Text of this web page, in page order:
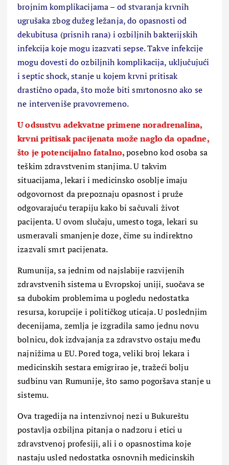
brojnim komplikacijama – od stvaranja krvnih
ugrušaka zbog dužeg ležanja, do opasnosti od
dekubitusa (prisnih rana) i ozbiljnih bakterijskih
infekcija koje mogu izazvati sepse. Takve infekcije
mogu dovesti do ozbiljnih komplikacija, uključujući
i septic shock, stanje u kojem krvni pritisak
drastično opada, što može biti smrtonosno ako se
ne interveniše pravovremeno.
U odsustvu adekvatne primene noradrenalina,
krvni pritisak pacijenata može naglo da opadne,
što je potencijalno fatalno,posebno kod osoba sa
teškim zdravstvenim stanjima. U takvim
situacijama, lekari i medicinsko osoblje imaju
odgovornost da prepoznaju opasnost i pruže
odgovarajuću terapiju kako bi sačuvali život
pacijenta. U ovom slučaju, umesto toga, lekari su
usmeravali smanjenje doze, čime su indirektno
izazvali smrt pacijenata.
Rumunija, sa jednim od najslabije razvijenih
zdravstvenih sistema u Evropskoj uniji, suočava se
sa dubokim problemima u pogledu nedostatka
resursa, korupcije i političkog uticaja. U poslednjim
decenijama, zemlja je izgradila samo jednu novu
bolnicu, dok izdvajanja za zdravstvo ostaju među
najnižima u EU. Pored toga, veliki broj lekara i
medicinskih sestara emigrirao je, tražeći bolju
sudbinu van Rumunije, što samo pogoršava stanje u
sistemu.
Ova tragedija na intenzivnoj nezi u Bukureštu
postavlja ozbiljna pitanja o nadzoru i etici u
zdravstvenoj profesiji, ali i o opasnostima koje
nastaju usled nedostatka osnovnih medicinskih